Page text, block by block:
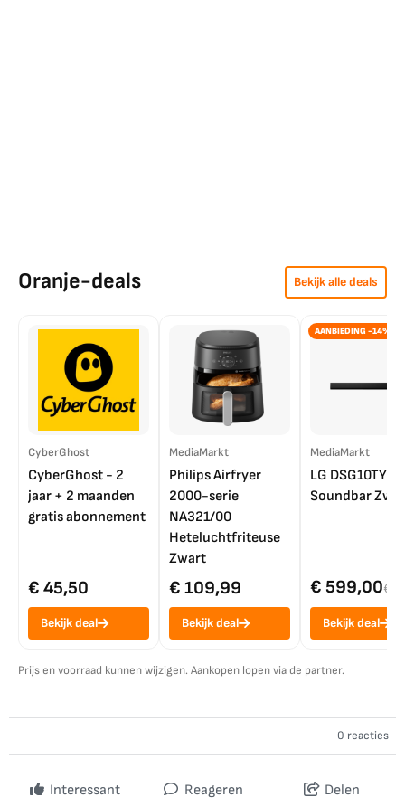
Oranje-deals Bekijk alle deals
CyberGhost
CyberGhost - 2
jaar + 2 maanden
gratis abonnement
€ 45,50
Bekijk deal
MediaMarkt
Philips Airfryer
2000-serie
NA321/00
Heteluchtfriteuse
Zwart
€ 109,99
Bekijk deal
AANBIEDING -14%
MediaMarkt
LG DSG10TY
Soundbar
€ 599,00€
Bekijk deal
Prijs en voorraad kunnen wijzigen. Aankopen lopen via de partner.
0 reacties
Interessant Reageren Delen